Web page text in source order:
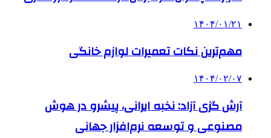
۱۴۰۴/۰۱/۲۱
مهم‌ترین نکات تعمیرات لوازم خانگی
۱۴۰۴/۰۲/۰۷
آرش گزی آزاد: نخبه ایرانی، پیشرو در هوش
مصنوعی و توسعه نرم‌افزار جهانی